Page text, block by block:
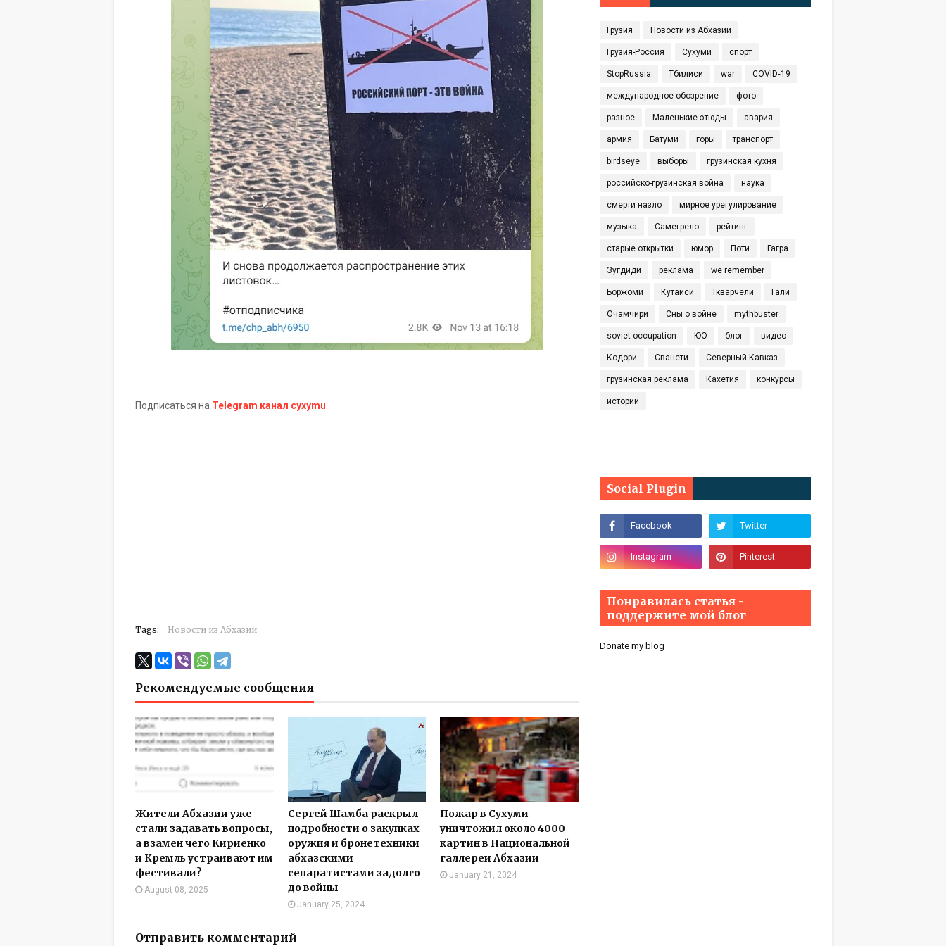
Подписаться на Telegram канал cyxymu
Tags: Новости из Абхазии
Рекомендуемые сообщения
Жители Абхазии уже
стали задавать вопросы,
а взамен чего Кириенко
и Кремль устраивают им
фестивали?
August 08, 2025
Сергей Шамба раскрыл
подробности о закупках
оружия и бронетехники
абхазскими
сепаратистами задолго
до войны
January 25, 2024
Пожар в Сухуми
уничтожил около 4000
картин в Национальной
галлереи Абхазии
January 21, 2024
Отправить комментарий
Грузия Новости из Абхазии
Грузия-Россия Сухуми спорт
StopRussia Тбилиси war COVID‑19
международное обозрение фото
разное Маленькие этюды авария
армия Батуми горы транспорт
birdseye выборы грузинская кухня
российско-грузинская война наука
смерти назло мирное урегулирование
музыка Самегрело рейтинг
старые открытки юмор Поти Гагра
Зугдиди реклама we remember
Боржоми Кутаиси Ткварчели Гали
Очамчири Сны о войне mythbuster
soviet occupation ЮО блог видео
Кодори Сванети Северный Кавказ
грузинская реклама Кахетия конкурсы
истории
Social Plugin
Понравилась статья -
поддержите мой блог
Donate my blog